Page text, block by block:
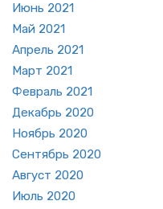
Июнь 2021
Май 2021
Ап­рель 2021
Март 2021
Фев­раль 2021
Де­кабрь 2020
Но­ябрь 2020
Сен­тябрь 2020
Ав­густ 2020
Июль 2020